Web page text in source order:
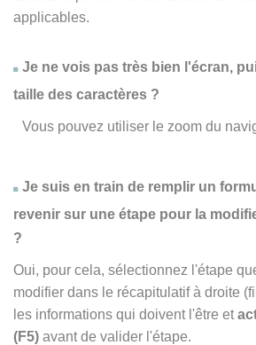
applicables.
Je ne vois pas très bien l'écran,
taille des caractères ?
Vous pouvez utiliser le zoom du
Je suis en train de remplir un
revenir sur une étape pour la
?
Oui, pour cela, sélectionnez l'étape
modifier dans le récapitulatif à droite
les informations qui doivent l'être et
(F5) avant de valider l'étape.